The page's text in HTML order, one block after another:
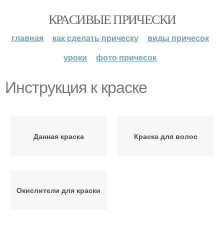
КРАСИВЫЕ ПРИЧЕСКИ
главная как сделать прическу
виды причесок
уроки
фото причесок
Инструкция к краске
Данная краска Краска для волос
Окислители для краски